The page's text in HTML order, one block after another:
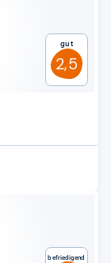
Gut
2,5
Befriedigend